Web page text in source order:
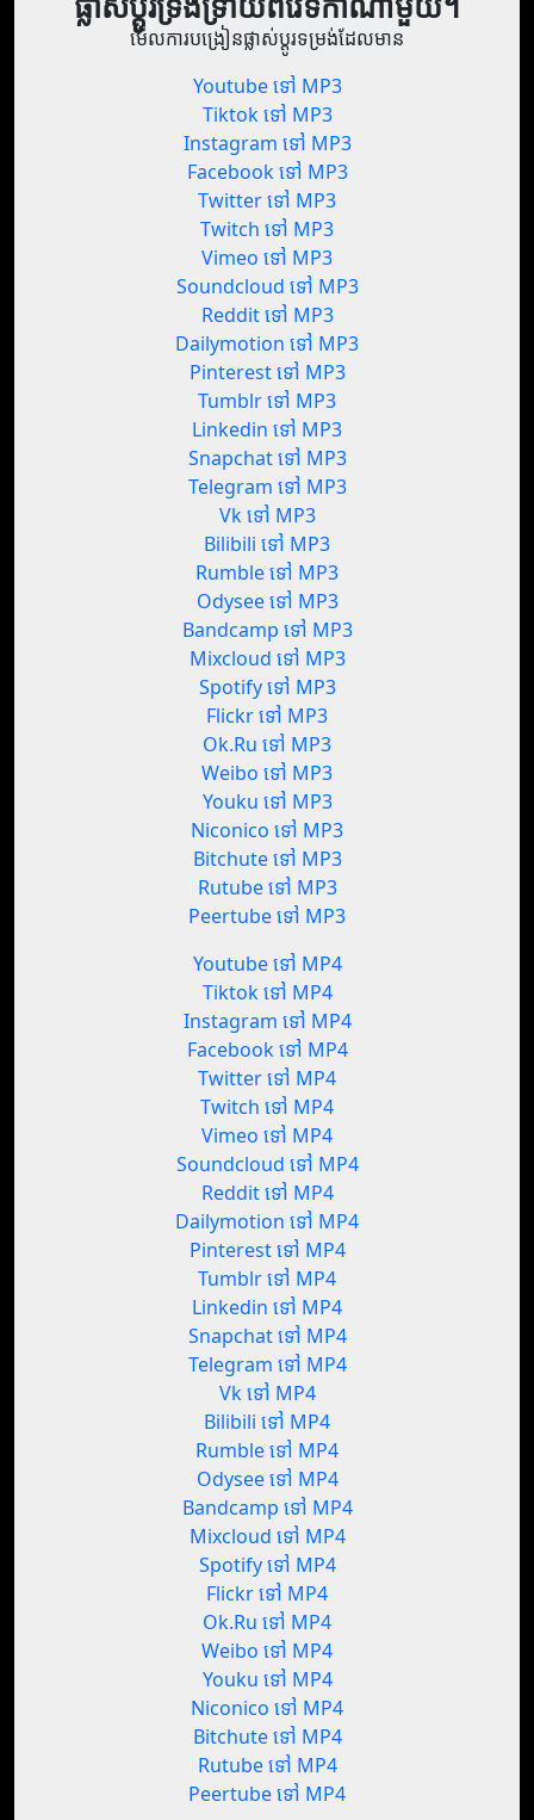
មើលការបង្រៀនផ្លាស់ប្តូរទម្រង់ដែលមាន
Youtube ទៅ MP3
Tiktok ទៅ MP3
Instagram ទៅ MP3
Facebook ទៅ MP3
Twitter ទៅ MP3
Twitch ទៅ MP3
Vimeo ទៅ MP3
Soundcloud ទៅ MP3
Reddit ទៅ MP3
Dailymotion ទៅ MP3
Pinterest ទៅ MP3
Tumblr ទៅ MP3
Linkedin ទៅ MP3
Snapchat ទៅ MP3
Telegram ទៅ MP3
Vk ទៅ MP3
Bilibili ទៅ MP3
Rumble ទៅ MP3
Odysee ទៅ MP3
Bandcamp ទៅ MP3
Mixcloud ទៅ MP3
Spotify ទៅ MP3
Flickr ទៅ MP3
Ok.Ru ទៅ MP3
Weibo ទៅ MP3
Youku ទៅ MP3
Niconico ទៅ MP3
Bitchute ទៅ MP3
Rutube ទៅ MP3
Peertube ទៅ MP3
Youtube ទៅ MP4
Tiktok ទៅ MP4
Instagram ទៅ MP4
Facebook ទៅ MP4
Twitter ទៅ MP4
Twitch ទៅ MP4
Vimeo ទៅ MP4
Soundcloud ទៅ MP4
Reddit ទៅ MP4
Dailymotion ទៅ MP4
Pinterest ទៅ MP4
Tumblr ទៅ MP4
Linkedin ទៅ MP4
Snapchat ទៅ MP4
Telegram ទៅ MP4
Vk ទៅ MP4
Bilibili ទៅ MP4
Rumble ទៅ MP4
Odysee ទៅ MP4
Bandcamp ទៅ MP4
Mixcloud ទៅ MP4
Spotify ទៅ MP4
Flickr ទៅ MP4
Ok.Ru ទៅ MP4
Weibo ទៅ MP4
Youku ទៅ MP4
Niconico ទៅ MP4
Bitchute ទៅ MP4
Rutube ទៅ MP4
Peertube ទៅ MP4